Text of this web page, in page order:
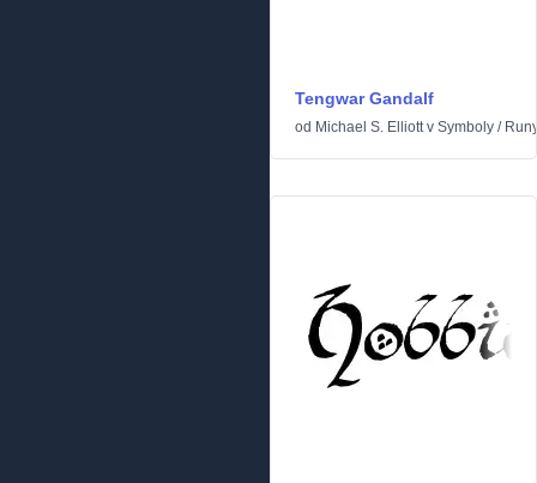
Tengwar Gandalf
od Michael S. Elliottv Symboly /